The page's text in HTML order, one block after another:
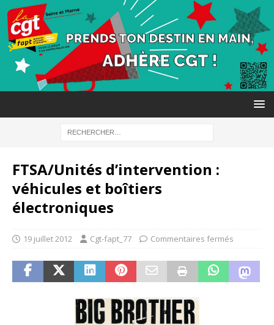
FTSA/Unités d’intervention :
véhicules et boîtiers
électroniques
19 juillet 2012 Cgt-fapt_77 Commentaires fermés